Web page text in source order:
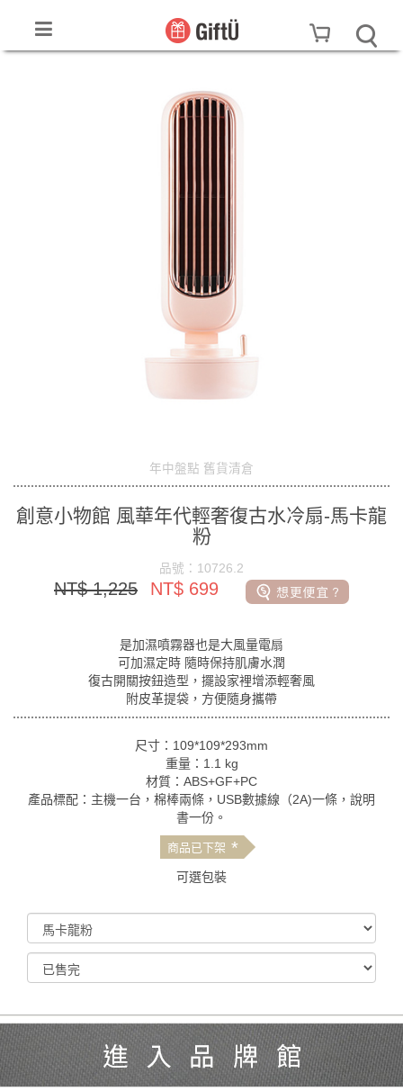
年中盤點 舊貨清倉
創意小物館 風華年代輕奢復古水冷扇-馬卡龍
粉
品號：10726.2
NT$ 1,225 NT$ 699
是加濕噴霧器也是大風量電扇
可加濕定時 隨時保持肌膚水潤
復古開關按鈕造型，擺設家裡增添輕奢風
附皮革提袋，方便隨身攜帶
尺寸：109*109*293mm
重量：1.1 kg
材質：ABS+GF+PC
產品標配：主機一台，棉棒兩條，USB數據線（2A)一條，說明
書一份。
商品已下架 *
可選包裝